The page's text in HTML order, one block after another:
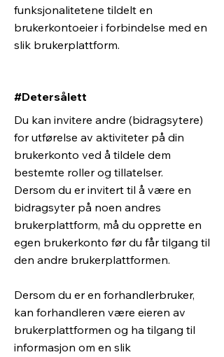
funksjonalitetene tildelt en
brukerkontoeier i forbindelse med en
slik brukerplattform.
#Detersålett
Du kan invitere andre (bidragsytere)
for utførelse av aktiviteter på din
brukerkonto ved å tildele dem
bestemte roller og tillatelser.
Dersom du er invitert til å være en
bidragsyter på noen andres
brukerplattform, må du opprette en
egen brukerkonto før du får tilgang til
den andre brukerplattformen.
Dersom du er en forhandlerbruker,
kan forhandleren være eieren av
brukerplattformen og ha tilgang til
informasjon om en slik